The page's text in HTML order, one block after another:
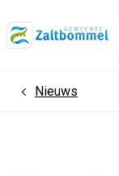
HomeNieuws